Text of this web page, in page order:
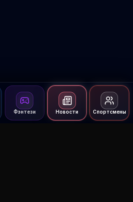
Фэнтези Новости Спортсмены